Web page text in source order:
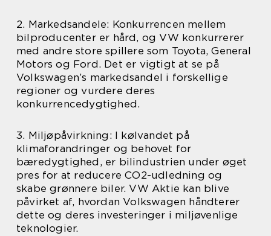
2. Markedsandele: Konkurrencen mellem
bilproducenter er hård, og VW konkurrerer
med andre store spillere som Toyota, General
Motors og Ford. Det er vigtigt at se på
Volkswagen’s markedsandel i forskellige
regioner og vurdere deres
konkurrencedygtighed.
3. Miljøpåvirkning: I kølvandet på
klimaforandringer og behovet for
bæredygtighed, er bilindustrien under øget
pres for at reducere CO2-udledning og
skabe grønnere biler. VW Aktie kan blive
påvirket af, hvordan Volkswagen håndterer
dette og deres investeringer i miljøvenlige
teknologier.